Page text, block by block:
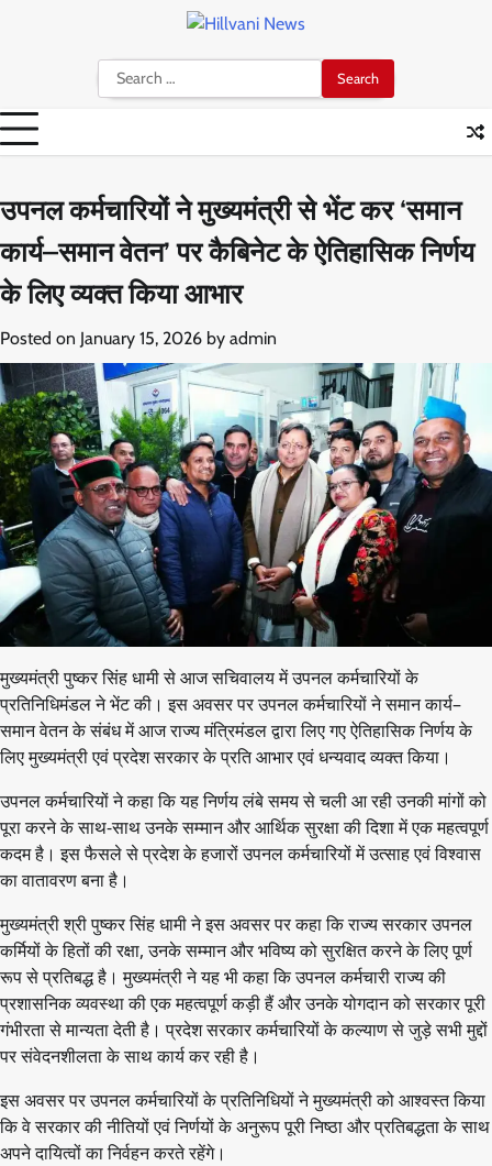
Search
for:
उपनल कर्मचारियों ने मुख्यमंत्री से भेंट कर ‘समान
कार्य–समान वेतन’ पर कैबिनेट के ऐतिहासिक निर्णय
के लिए व्यक्त किया आभार
Posted on January 15, 2026 by admin
मुख्यमंत्री पुष्कर सिंह धामी से आज सचिवालय में उपनल कर्मचारियों के
प्रतिनिधिमंडल ने भेंट की। इस अवसर पर उपनल कर्मचारियों ने समान कार्य–
समान वेतन के संबंध में आज राज्य मंत्रिमंडल द्वारा लिए गए ऐतिहासिक निर्णय के
लिए मुख्यमंत्री एवं प्रदेश सरकार के प्रति आभार एवं धन्यवाद व्यक्त किया।
उपनल कर्मचारियों ने कहा कि यह निर्णय लंबे समय से चली आ रही उनकी मांगों को
पूरा करने के साथ-साथ उनके सम्मान और आर्थिक सुरक्षा की दिशा में एक महत्वपूर्ण
कदम है। इस फैसले से प्रदेश के हजारों उपनल कर्मचारियों में उत्साह एवं विश्वास
का वातावरण बना है।
मुख्यमंत्री श्री पुष्कर सिंह धामी ने इस अवसर पर कहा कि राज्य सरकार उपनल
कर्मियों के हितों की रक्षा, उनके सम्मान और भविष्य को सुरक्षित करने के लिए पूर्ण
रूप से प्रतिबद्ध है। मुख्यमंत्री ने यह भी कहा कि उपनल कर्मचारी राज्य की
प्रशासनिक व्यवस्था की एक महत्वपूर्ण कड़ी हैं और उनके योगदान को सरकार पूरी
गंभीरता से मान्यता देती है। प्रदेश सरकार कर्मचारियों के कल्याण से जुड़े सभी मुद्दों
पर संवेदनशीलता के साथ कार्य कर रही है।
इस अवसर पर उपनल कर्मचारियों के प्रतिनिधियों ने मुख्यमंत्री को आश्वस्त किया
कि वे सरकार की नीतियों एवं निर्णयों के अनुरूप पूरी निष्ठा और प्रतिबद्धता के साथ
अपने दायित्वों का निर्वहन करते रहेंगे।